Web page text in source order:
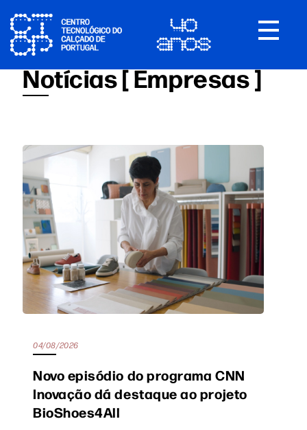
Toggle
Notícias [ Empresas ]
04/08/2026
Novo episódio do programa CNN
Inovação dá destaque ao projeto
BioShoes4All